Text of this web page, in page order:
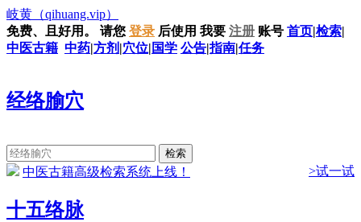
岐黄 （qihuang.vip）
免费、且好用。
请您 登录 后使用 我要 注册 账号 首页|检索|
中医古籍 中药|方剂 |穴位| 国学 公告|指南|任务
经络腧穴
中医古籍高级检索系统上线！ >试一试
十五络脉